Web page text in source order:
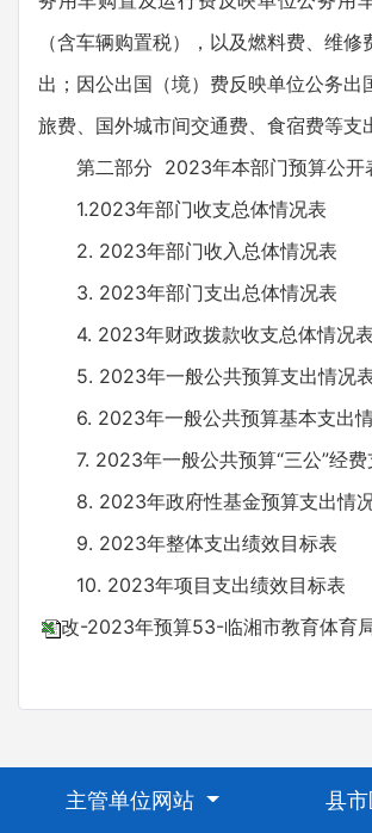
（含车辆购置税），以及燃料费、维修
出；因公出国（境）费反映单位公务出
旅费、国外城市间交通费、食宿费等支
第二部分 2023年本部门预算公开
1.2023年部门收支总体情况表
2. 2023年部门收入总体情况表
3. 2023年部门支出总体情况表
4. 2023年财政拨款收支总体情况表
5. 2023年一般公共预算支出情况
6. 2023年一般公共预算基本支出
7. 2023年一般公共预算“三公”经费
8. 2023年政府性基金预算支出情
9. 2023年整体支出绩效目标表
10. 2023年项目支出绩效目标表
改-2023年预算53-临湘市教育体育
主管单位网站
县